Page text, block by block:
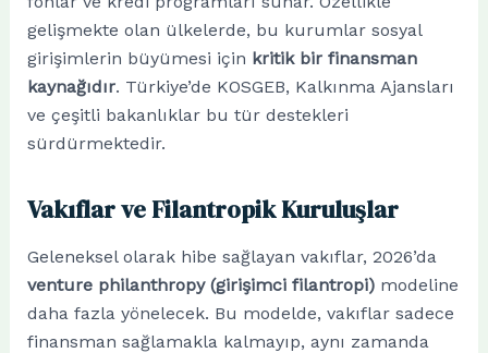
gelişmekte olan ülkelerde, bu kurumlar sosyal
girişimlerin büyümesi için kritik bir finansman
kaynağıdır. Türkiye’de KOSGEB, Kalkınma Ajansları
ve çeşitli bakanlıklar bu tür destekleri
sürdürmektedir.
Vakıflar ve Filantropik Kuruluşlar
Geleneksel olarak hibe sağlayan vakıflar, 2026’da
venture philanthropy (girişimci filantropi)modeline
daha fazla yönelecek. Bu modelde, vakıflar sadece
finansman sağlamakla kalmayıp, aynı zamanda